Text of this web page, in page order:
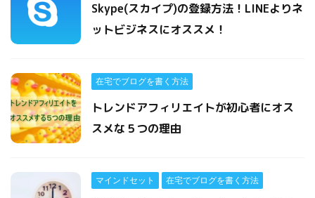
Skype(スカイプ)の登録方法！LINEよりネ
ットビジネスにオススメ！
在宅でブログを書く方法
トレンドアフィリエイトが初心者にオス
スメな５つの理由
マインドセット 在宅でブログを書く方法